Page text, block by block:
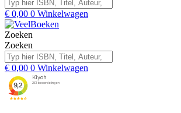
€ 0,00 0 Winkelwagen
Zoeken
Zoeken
€ 0,00 0 Winkelwagen